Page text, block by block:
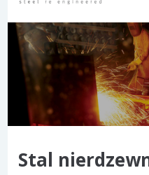
Stal